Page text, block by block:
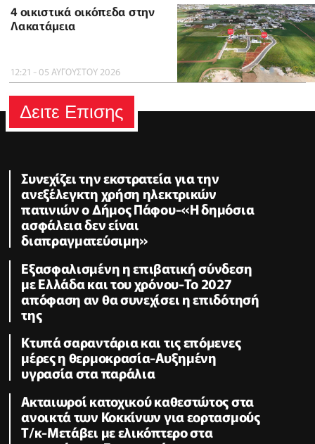
4 οικιστικά οικόπεδα στην
Λακατάμεια
12:21 - 05 ΑΥΓΟΥΣΤΟΥ 2026
Δειτε Επισης
Συνεχίζει την εκστρατεία για την
ανεξέλεγκτη χρήση ηλεκτρικών
πατινιών ο Δήμος Πάφου-«Η δημόσια
ασφάλεια δεν είναι
διαπραγματεύσιμη»
Εξασφαλισμένη η επιβατική σύνδεση
με Ελλάδα και του χρόνου-Το 2027
απόφαση αν θα συνεχίσει η επιδότησή
της
Κτυπά σαραντάρια και τις επόμενες
μέρες η θερμοκρασία-Αυξημένη
υγρασία στα παράλια
Ακταιωροί κατοχικού καθεστώτος στα
ανοικτά των Κοκκίνων για εορτασμούς
Τ/κ-Μετάβει με ελικόπτερο στα